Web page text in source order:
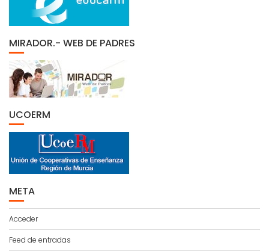
MIRADOR.- WEB DE PADRES
UCOERM
META
Acceder
Feed de entradas